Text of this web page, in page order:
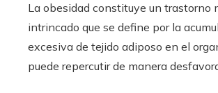
La obesidad constituye un trastorno
intrincado que se define por la
excesiva de tejido adiposo en el
puede repercutir de manera